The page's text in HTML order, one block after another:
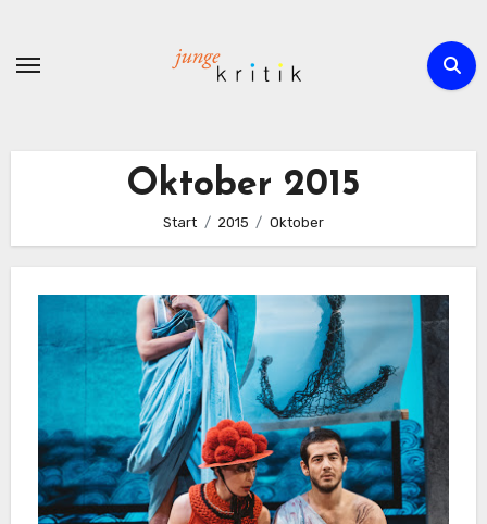
springen
Oktober 2015
Start 2015 Oktober